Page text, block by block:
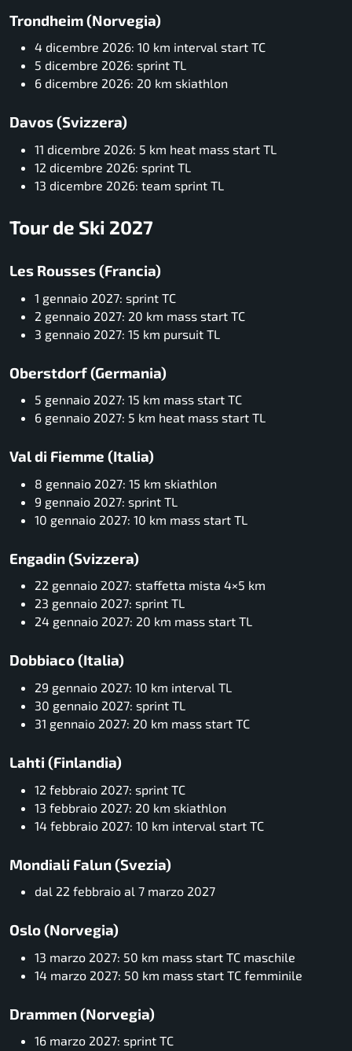
Trondheim (Norvegia)
4 dicembre 2026: 10 km interval start TC
5 dicembre 2026: sprint TL
6 dicembre 2026: 20 km skiathlon
Davos (Svizzera)
11 dicembre 2026: 5 km heat mass start TL
12 dicembre 2026: sprint TL
13 dicembre 2026: team sprint TL
Tour de Ski 2027
Les Rousses (Francia)
1 gennaio 2027: sprint TC
2 gennaio 2027: 20 km mass start TC
3 gennaio 2027: 15 km pursuit TL
Oberstdorf (Germania)
5 gennaio 2027: 15 km mass start TC
6 gennaio 2027: 5 km heat mass start TL
Val di Fiemme (Italia)
8 gennaio 2027: 15 km skiathlon
9 gennaio 2027: sprint TL
10 gennaio 2027: 10 km mass start TL
Engadin (Svizzera)
22 gennaio 2027: staffetta mista 4×5 km
23 gennaio 2027: sprint TL
24 gennaio 2027: 20 km mass start TL
Dobbiaco (Italia)
29 gennaio 2027: 10 km interval TL
30 gennaio 2027: sprint TL
31 gennaio 2027: 20 km mass start TC
Lahti (Finlandia)
12 febbraio 2027: sprint TC
13 febbraio 2027: 20 km skiathlon
14 febbraio 2027: 10 km interval start TC
Mondiali Falun (Svezia)
dal 22 febbraio al 7 marzo 2027
Oslo (Norvegia)
13 marzo 2027: 50 km mass start TC maschile
14 marzo 2027: 50 km mass start TC femminile
Drammen (Norvegia)
16 marzo 2027: sprint TC